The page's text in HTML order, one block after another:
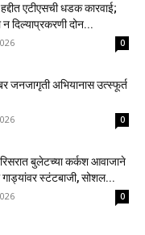
एटीएसची धडक कारवाई;
न दिल्याप्रकरणी दोन...
0
जनजागृती अभियानास उत्स्फूर्त
0
बुलेटच्या कर्कश आवाजाने
गाड्यांवर स्टंटबाजी, सोशल...
0